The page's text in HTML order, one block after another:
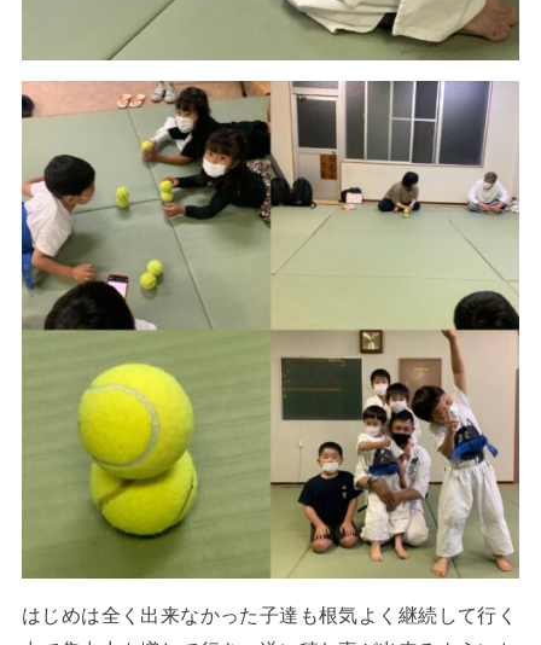
はじめは全く出来なかった子達も根気よく継続して行く